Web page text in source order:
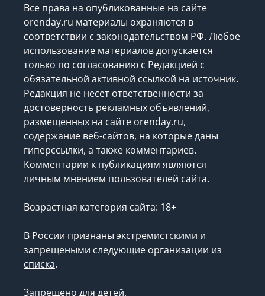
Все права на опубликованные на сайте
orenday.ru материалы охраняются в
соответствии с законодательством РФ. Любое
использование материалов допускается
только по согласованию с Редакцией с
обязательной активной ссылкой на источник.
Редакция не несет ответственности за
достоверность рекламных объявлений,
размещенных на сайте orenday.ru,
содержание веб-сайтов, на которые даны
гиперссылки, а также комментариев.
Комментарии к публикациям являются
личным мнением пользователей сайта.
Возрастная категория сайта: 18+
В России признаны экстремистскими и
запрещеными следующие организации из
списка.
Запрещено для детей.